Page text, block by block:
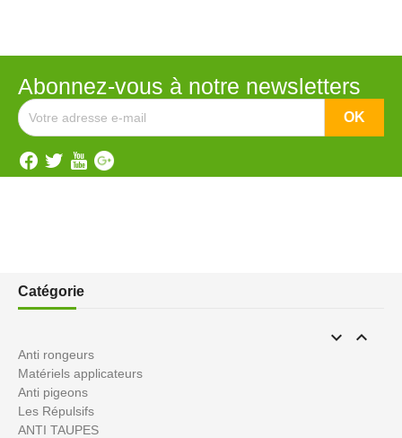
Abonnez-vous à notre newsletters
Catégorie
 
Anti rongeurs
Matériels applicateurs
Anti pigeons
Les Répulsifs
ANTI TAUPES